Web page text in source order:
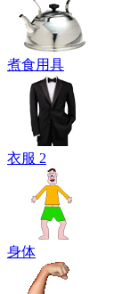
煮食用具
衣服 2
身体